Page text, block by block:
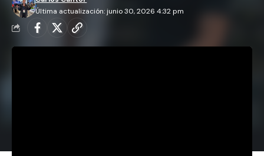
Última actualización: junio 30, 2026 4:32 pm